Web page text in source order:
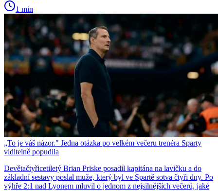
1 min
„To je váš názor." Jedna otázka po velkém večeru trenéra Sparty
viditelně popudila
Devětačtyřicetiletý Brian Priske posadil kapitána na lavičku a do
základní sestavy poslal muže, který byl ve Spartě sotva čtyři dny. Po
výhře 2:1 nad Lyonem mluvil o jednom z nejsilnějších večerů, jaké